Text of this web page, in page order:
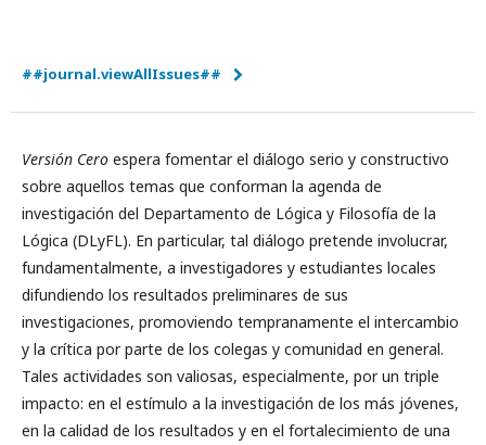
##journal.viewAllIssues##
Versión Cero espera fomentar el diálogo serio y constructivo
sobre aquellos temas que conforman la agenda de
investigación del Departamento de Lógica y Filosofía de la
Lógica (DLyFL). En particular, tal diálogo pretende involucrar,
fundamentalmente, a investigadores y estudiantes locales
difundiendo los resultados preliminares de sus
investigaciones, promoviendo tempranamente el intercambio
y la crítica por parte de los colegas y comunidad en general.
Tales actividades son valiosas, especialmente, por un triple
impacto: en el estímulo a la investigación de los más jóvenes,
en la calidad de los resultados y en el fortalecimiento de una